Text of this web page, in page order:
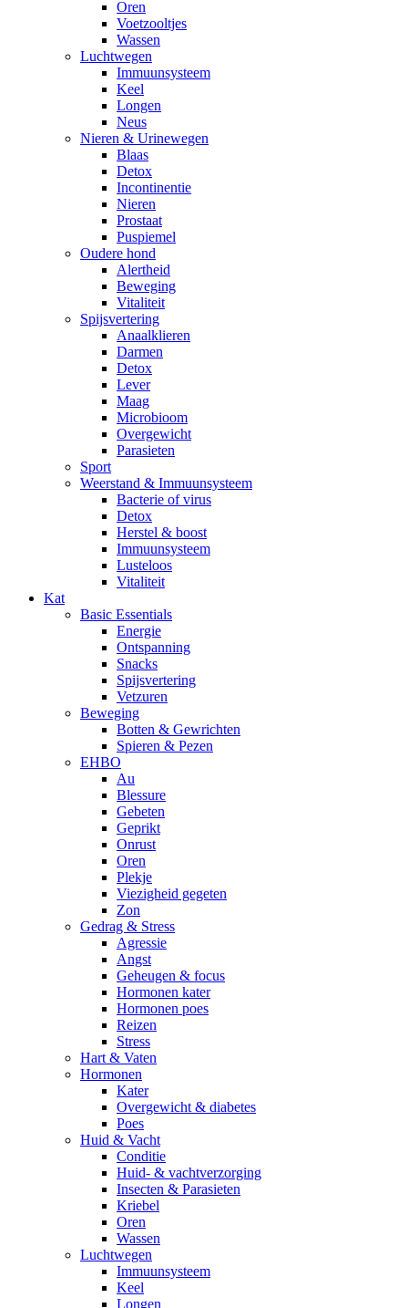
Oren
Voetzooltjes
Wassen
Luchtwegen
Immuunsysteem
Keel
Longen
Neus
Nieren & Urinewegen
Blaas
Detox
Incontinentie
Nieren
Prostaat
Puspiemel
Oudere hond
Alertheid
Beweging
Vitaliteit
Spijsvertering
Anaalklieren
Darmen
Detox
Lever
Maag
Microbioom
Overgewicht
Parasieten
Sport
Weerstand & Immuunsysteem
Bacterie of virus
Detox
Herstel & boost
Immuunsysteem
Lusteloos
Vitaliteit
Kat
Basic Essentials
Energie
Ontspanning
Snacks
Spijsvertering
Vetzuren
Beweging
Botten & Gewrichten
Spieren & Pezen
EHBO
Au
Blessure
Gebeten
Geprikt
Onrust
Oren
Plekje
Viezigheid gegeten
Zon
Gedrag & Stress
Agressie
Angst
Geheugen & focus
Hormonen kater
Hormonen poes
Reizen
Stress
Hart & Vaten
Hormonen
Kater
Overgewicht & diabetes
Poes
Huid & Vacht
Conditie
Huid- & vachtverzorging
Insecten & Parasieten
Kriebel
Oren
Wassen
Luchtwegen
Immuunsysteem
Keel
Longen